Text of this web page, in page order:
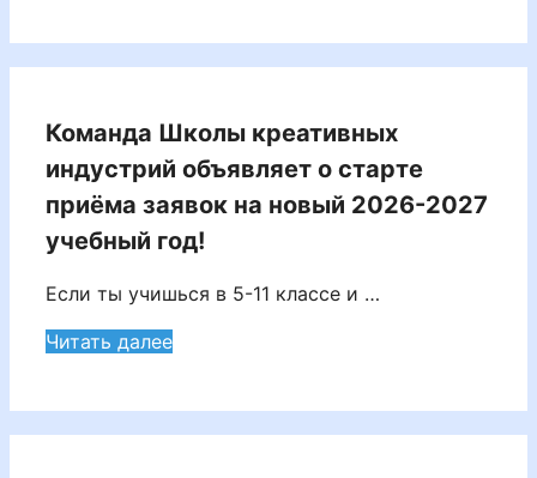
Команда Школы креативных
индустрий объявляет о старте
приёма заявок на новый 2026-2027
учебный год!
Если ты учишься в 5-11 классе и …
Читать далее